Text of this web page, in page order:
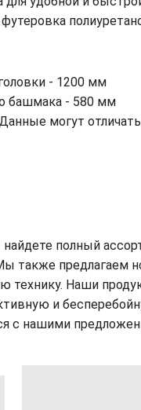
- 1200 мм
башмака - 580 мм
могут
полный
также предлагаем
технику. Наши
и
с нашими